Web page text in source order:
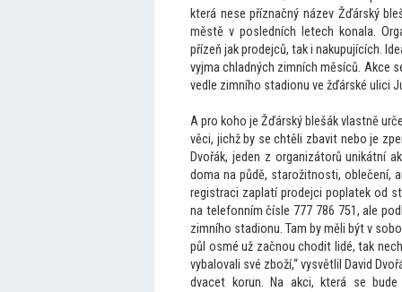
která nese příznačný název Žďárský
městě v posledních letech konala.
přízeň jak prodejců, tak i nakupujících.
vyjma chladných zimních měsíců. Akce
vedle zimního stadionu ve žďárské ulici
A pro koho je Žďárský blešák vlastně
věci, jichž by se chtěli zbavit nebo je
Dvořák, jeden z organizátorů unikátní
doma na půdě, starožitnosti, oblečení,
registraci zaplatí prodejci poplatek od
na telefonním čísle 777 786 751, ale
zimního stadionu. Tam by měli být v
půl osmé už začnou chodit lidé, tak
vybalovali své zboží,“ vysvětlil David
dvacet korun. Na akci, která se